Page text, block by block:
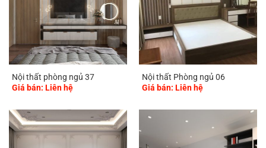
Nội thất phòng ngủ 37
Giá bán: Liên hệ
Nội thất Phòng ngủ 06
Giá bán: Liên hệ